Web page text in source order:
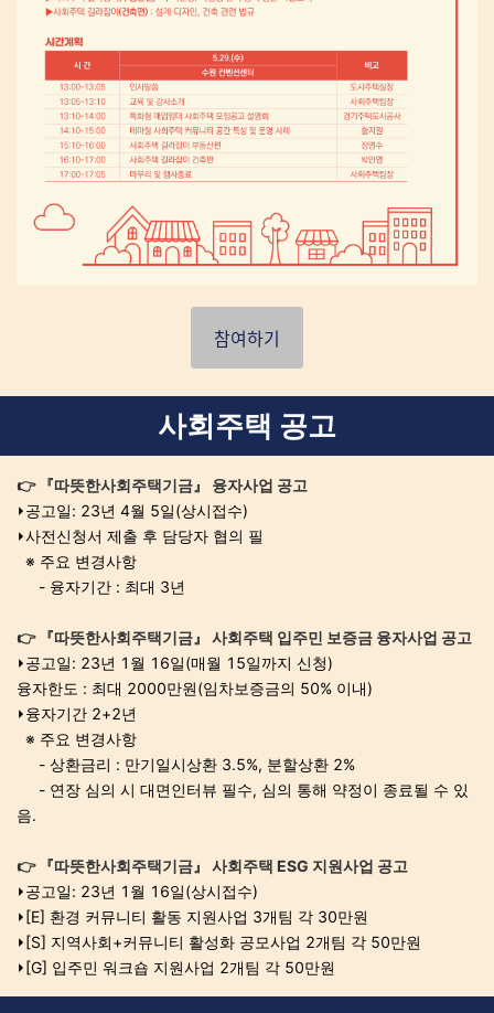
참여하기
사회주택 공고
👉 『따뜻한사회주택기금』 융자사업 공고
⏵공고일: 23년 4월 5일(상시접수)
⏵사전신청서 제출 후 담당자 협의 필
※ 주요 변경사항
- 융자기간 : 최대 3년
👉 『따뜻한사회주택기금』 사회주택 입주민 보증금 융자사업 공고
⏵공고일: 23년 1월 16일(매월 15일까지 신청)
융자한도 : 최대 2000만원(임차보증금의 50% 이내)
⏵융자기간 2+2년
※ 주요 변경사항
- 상환금리 : 만기일시상환 3.5%, 분할상환 2%
- 연장 심의 시 대면인터뷰 필수, 심의 통해 약정이 종료될 수 있
음.
👉 『따뜻한사회주택기금』 사회주택 ESG 지원사업 공고
⏵공고일: 23년 1월 16일(상시접수)
⏵[E] 환경 커뮤니티 활동 지원사업 3개팀 각 30만원
⏵[S] 지역사회+커뮤니티 활성화 공모사업 2개팀 각 50만원
⏵[G] 입주민 워크숍 지원사업 2개팀 각 50만원